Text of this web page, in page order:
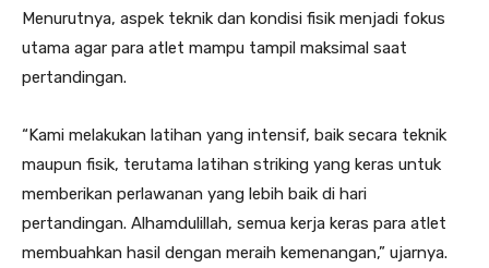
Menurutnya, aspek teknik dan kondisi fisik menjadi fokus
utama agar para atlet mampu tampil maksimal saat
pertandingan.
“Kami melakukan latihan yang intensif, baik secara teknik
maupun fisik, terutama latihan striking yang keras untuk
memberikan perlawanan yang lebih baik di hari
pertandingan. Alhamdulillah, semua kerja keras para atlet
membuahkan hasil dengan meraih kemenangan,” ujarnya.